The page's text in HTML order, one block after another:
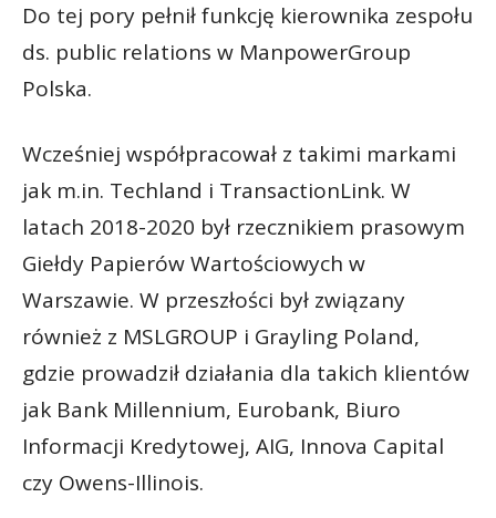
Do tej pory pełnił funkcję kierownika zespołu
ds. public relations w ManpowerGroup
Polska.
Wcześniej współpracował z takimi markami
jak m.in. Techland i TransactionLink. W
latach 2018-2020 był rzecznikiem prasowym
Giełdy Papierów Wartościowych w
Warszawie. W przeszłości był związany
również z MSLGROUP i Grayling Poland,
gdzie prowadził działania dla takich klientów
jak Bank Millennium, Eurobank, Biuro
Informacji Kredytowej, AIG, Innova Capital
czy Owens-Illinois.